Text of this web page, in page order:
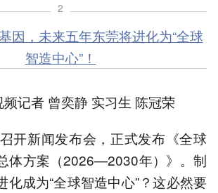
2
因，未来五年东莞将进化为“全球
智造中心”！
记者 曾奕静 实习生 陈冠荣
开新闻发布会，正式发布《全球
体方案（2026—2030年）》。制
化成为“全球智造中心”？这必然要